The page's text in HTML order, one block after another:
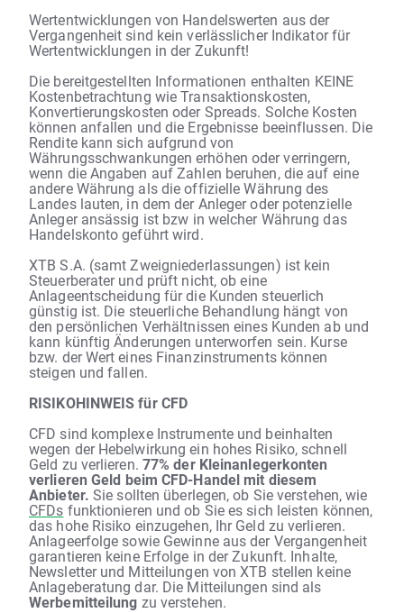
Wertentwicklungen von Handelswerten aus der
Vergangenheit sind kein verlässlicher Indikator für
Wertentwicklungen in der Zukunft!
Die bereitgestellten Informationen enthalten KEINE
Kostenbetrachtung wie Transaktionskosten,
Konvertierungskosten oder Spreads. Solche Kosten
können anfallen und die Ergebnisse beeinflussen. Die
Rendite kann sich aufgrund von
Währungsschwankungen erhöhen oder verringern,
wenn die Angaben auf Zahlen beruhen, die auf eine
andere Währung als die offizielle Währung des
Landes lauten, in dem der Anleger oder potenzielle
Anleger ansässig ist bzw in welcher Währung das
Handelskonto geführt wird.
XTB S.A. (samt Zweigniederlassungen) ist kein
Steuerberater und prüft nicht, ob eine
Anlageentscheidung für die Kunden steuerlich
günstig ist. Die steuerliche Behandlung hängt von
den persönlichen Verhältnissen eines Kunden ab und
kann künftig Änderungen unterworfen sein. Kurse
bzw. der Wert eines Finanzinstruments können
steigen und fallen.
RISIKOHINWEIS für CFD
CFD sind komplexe Instrumente und beinhalten
wegen der Hebelwirkung ein hohes Risiko, schnell
Geld zu verlieren. 77% der Kleinanlegerkonten
verlieren Geld beim CFD-Handel mit diesem
Anbieter. Sie sollten überlegen, ob Sie verstehen, wie
CFDs funktionieren und ob Sie es sich leisten können,
das hohe Risiko einzugehen, Ihr Geld zu verlieren.
Anlageerfolge sowie Gewinne aus der Vergangenheit
garantieren keine Erfolge in der Zukunft. Inhalte,
Newsletter und Mitteilungen von XTB stellen keine
Anlageberatung dar. Die Mitteilungen sind als
Werbemitteilung zu verstehen.